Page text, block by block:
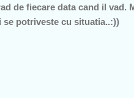
de fiecare data cand il vad.
se potriveste cu situatia..:))